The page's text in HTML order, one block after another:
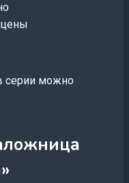
серии можно